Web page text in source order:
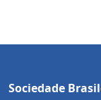
Sociedade